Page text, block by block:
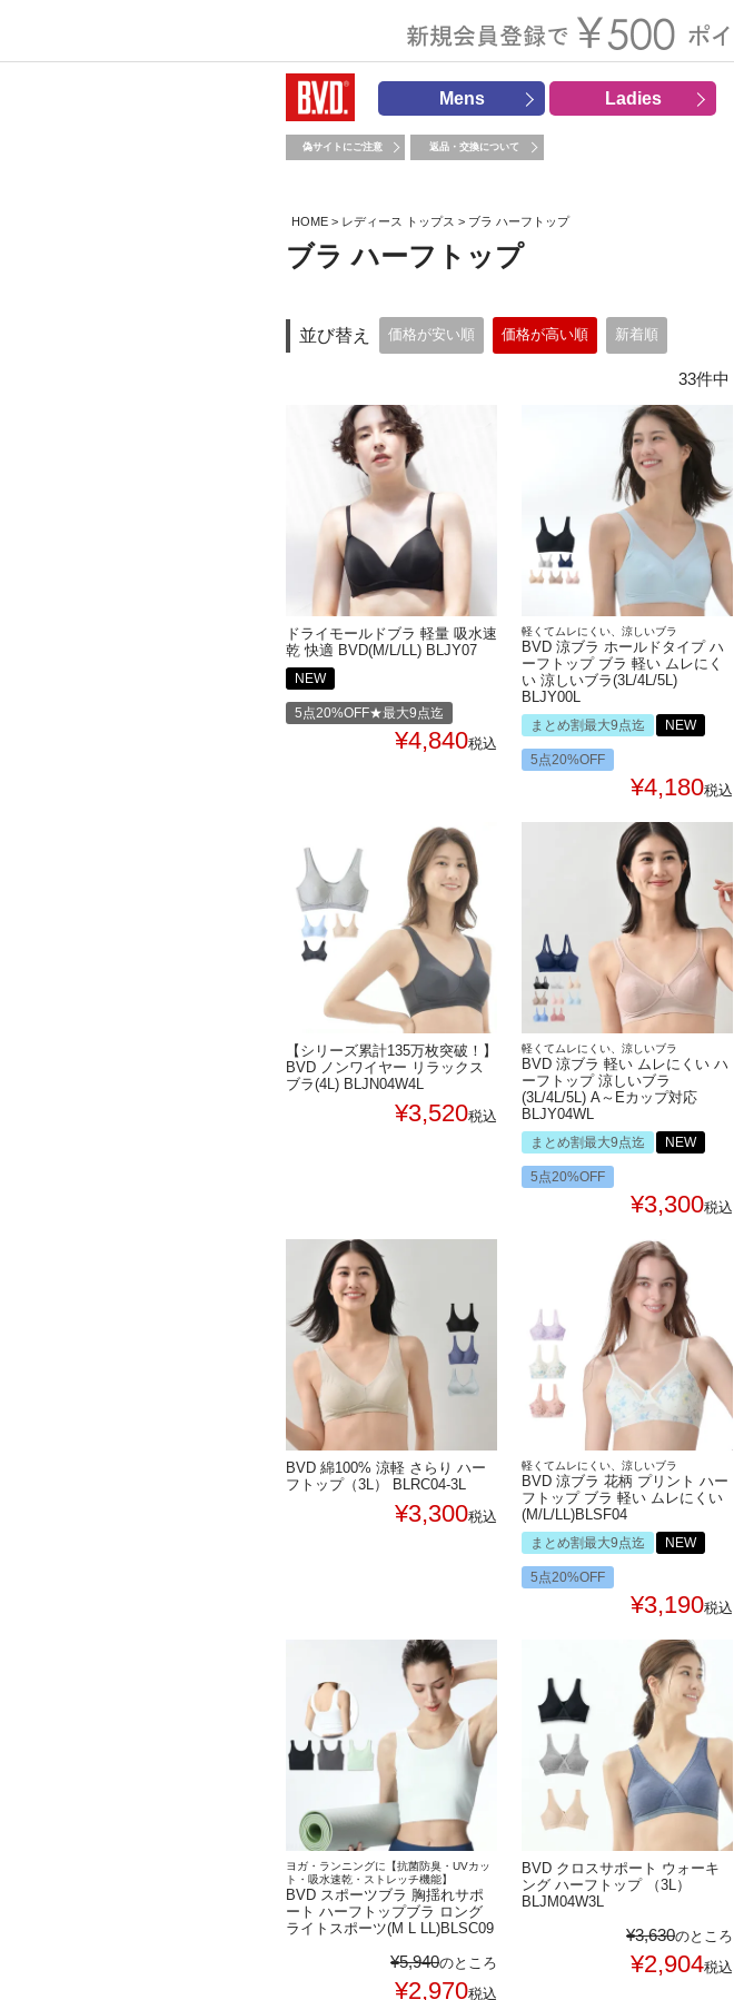
Mens Ladies
偽サイトにご注意 返品・交換について
HOME レディース トップス ブラ ハーフトップ
ブラ ハーフトップ
並び替え 価格が安い順 価格が高い順 新着順
33件中
ドライモールドブラ 軽量 吸水速
乾 快適 BVD(M/L/LL) BLJY07
NEW
5点20%OFF★最大9点迄
¥4,840税込
軽くてムレにくい、涼しいブラ
BVD 涼ブラ ホールドタイプ ハ
ーフトップ ブラ 軽い ムレにく
い 涼しいブラ(3L/4L/5L)
BLJY00L
まとめ割最大9点迄 NEW
5点20%OFF
¥4,180税込
【シリーズ累計135万枚突破！】
BVD ノンワイヤー リラックス
ブラ(4L) BLJN04W4L
¥3,520税込
軽くてムレにくい、涼しいブラ
BVD 涼ブラ 軽い ムレにくい ハ
ーフトップ 涼しいブラ
(3L/4L/5L) A～Eカップ対応
BLJY04WL
まとめ割最大9点迄 NEW
5点20%OFF
¥3,300税込
BVD 綿100% 涼軽 さらり ハー
フトップ（3L） BLRC04-3L
¥3,300税込
軽くてムレにくい、涼しいブラ
BVD 涼ブラ 花柄 プリント ハー
フトップ ブラ 軽い ムレにくい
(M/L/LL)BLSF04
まとめ割最大9点迄 NEW
5点20%OFF
¥3,190税込
ヨガ・ランニングに【抗菌防臭・UVカッ
ト・吸水速乾・ストレッチ機能】
BVD スポーツブラ 胸揺れサポ
ート ハーフトップブラ ロング
ライトスポーツ(M L LL)BLSC09
¥5,940のところ
¥2,970税込
BVD クロスサポート ウォーキ
ング ハーフトップ （3L）
BLJM04W3L
¥3,630のところ
¥2,904税込